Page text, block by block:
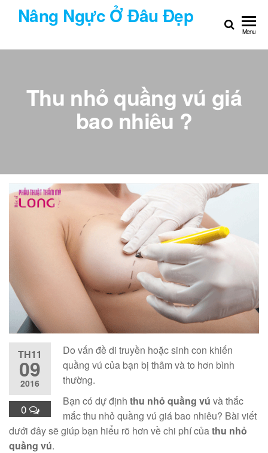
Chuyển
dung
Nâng Ngực Ở Đâu Đẹp
Menu
Thu nhỏ quầng vú giá
bao nhiêu ?
TH11
09
2016
0
Do vấn đề di truyền hoặc sinh con khiến
quầng vú của bạn bị thâm và to hơn bình
thường.
Bạn có dự định thu nhỏ quầng vú và thắc
mắc thu nhỏ quầng vú giá bao nhiêu? Bài viết
dưới đây sẽ giúp bạn hiểu rõ hơn về chi phí củathu nhỏ
quầng vú.